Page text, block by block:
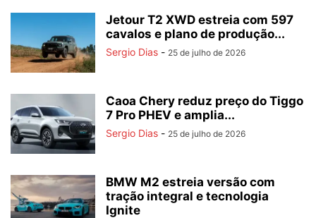
Jetour T2 XWD estreia com 597
cavalos e plano de produção...
Sergio Dias - 25 de julho de 2026
Caoa Chery reduz preço do Tiggo
7 Pro PHEV e amplia...
Sergio Dias - 25 de julho de 2026
BMW M2 estreia versão com
tração integral e tecnologia
Ignite